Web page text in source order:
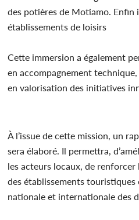
des potières de Motiamo.
établissements de loisirs
Cette immersion a également
en accompagnement
en valorisation des initiatives
À l’issue de cette mission, un
sera élaboré. Il permettra,
les acteurs locaux, de
des établissements
nationale et internationale des